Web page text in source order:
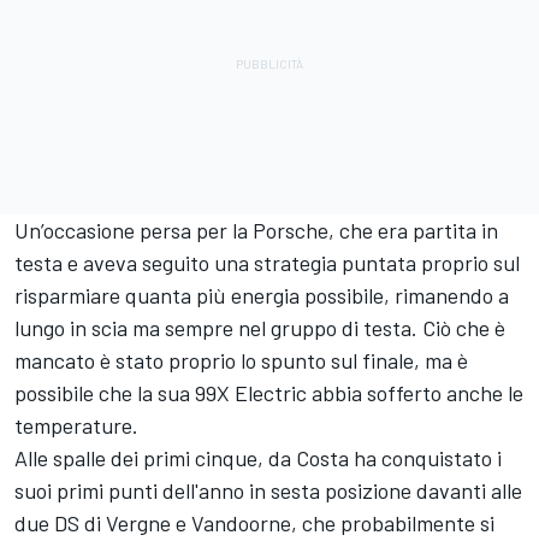
Un’occasione persa per la Porsche, che era partita in
testa e aveva seguito una strategia puntata proprio sul
risparmiare quanta più energia possibile, rimanendo a
lungo in scia ma sempre nel gruppo di testa. Ciò che è
mancato è stato proprio lo spunto sul finale, ma è
possibile che la sua 99X Electric abbia sofferto anche le
temperature.
Alle spalle dei primi cinque, da Costa ha conquistato i
suoi primi punti dell'anno in sesta posizione davanti alle
due DS di Vergne e Vandoorne, che probabilmente si